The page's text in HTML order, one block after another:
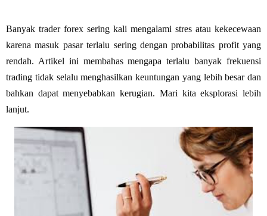
Banyak trader forex sering kali mengalami stres atau kekecewaan
karena masuk pasar terlalu sering dengan probabilitas profit yang
rendah. Artikel ini membahas mengapa terlalu banyak frekuensi
trading tidak selalu menghasilkan keuntungan yang lebih besar dan
bahkan dapat menyebabkan kerugian. Mari kita eksplorasi lebih
lanjut.